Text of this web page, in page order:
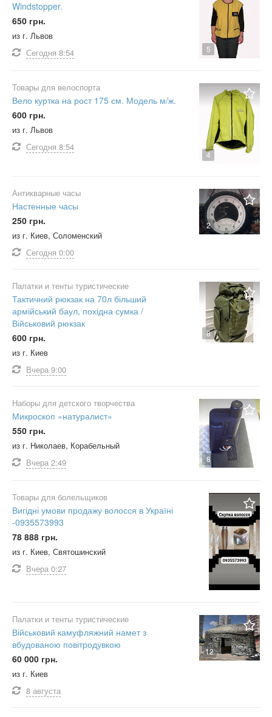
5
Windstopper.
650 грн.
из г. Львов
Сегодня 8:54
4
Товары для велоспорта
Вело куртка на рост 175 см. Модель м/ж.
600 грн.
из г. Львов
Сегодня 8:54
2
Антикварные часы
Настенные часы
250 грн.
из г. Киев, Соломенский
Сегодня 0:00
8
Палатки и тенты туристические
Тактичний рюкзак на 70л більший
армійський баул, похідна сумка /
Військовий рюкзак
600 грн.
из г. Киев
Вчера 9:00
8
Наборы для детского творчества
Микроскоп «натуралист»
550 грн.
из г. Николаев, Корабельный
Вчера 2:49
Товары для болельщиков
Вигідні умови продажу волосся в Україні
-0935573993
78 888 грн.
из г. Киев, Святошинский
Вчера 0:27
12
Палатки и тенты туристические
Військовий камуфляжний намет з
вбудованою повітродувкою
60 000 грн.
из г. Киев
8 августа